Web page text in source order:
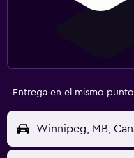
Entrega en el mismo punto